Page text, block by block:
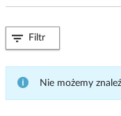
Nie możemy
Filtr